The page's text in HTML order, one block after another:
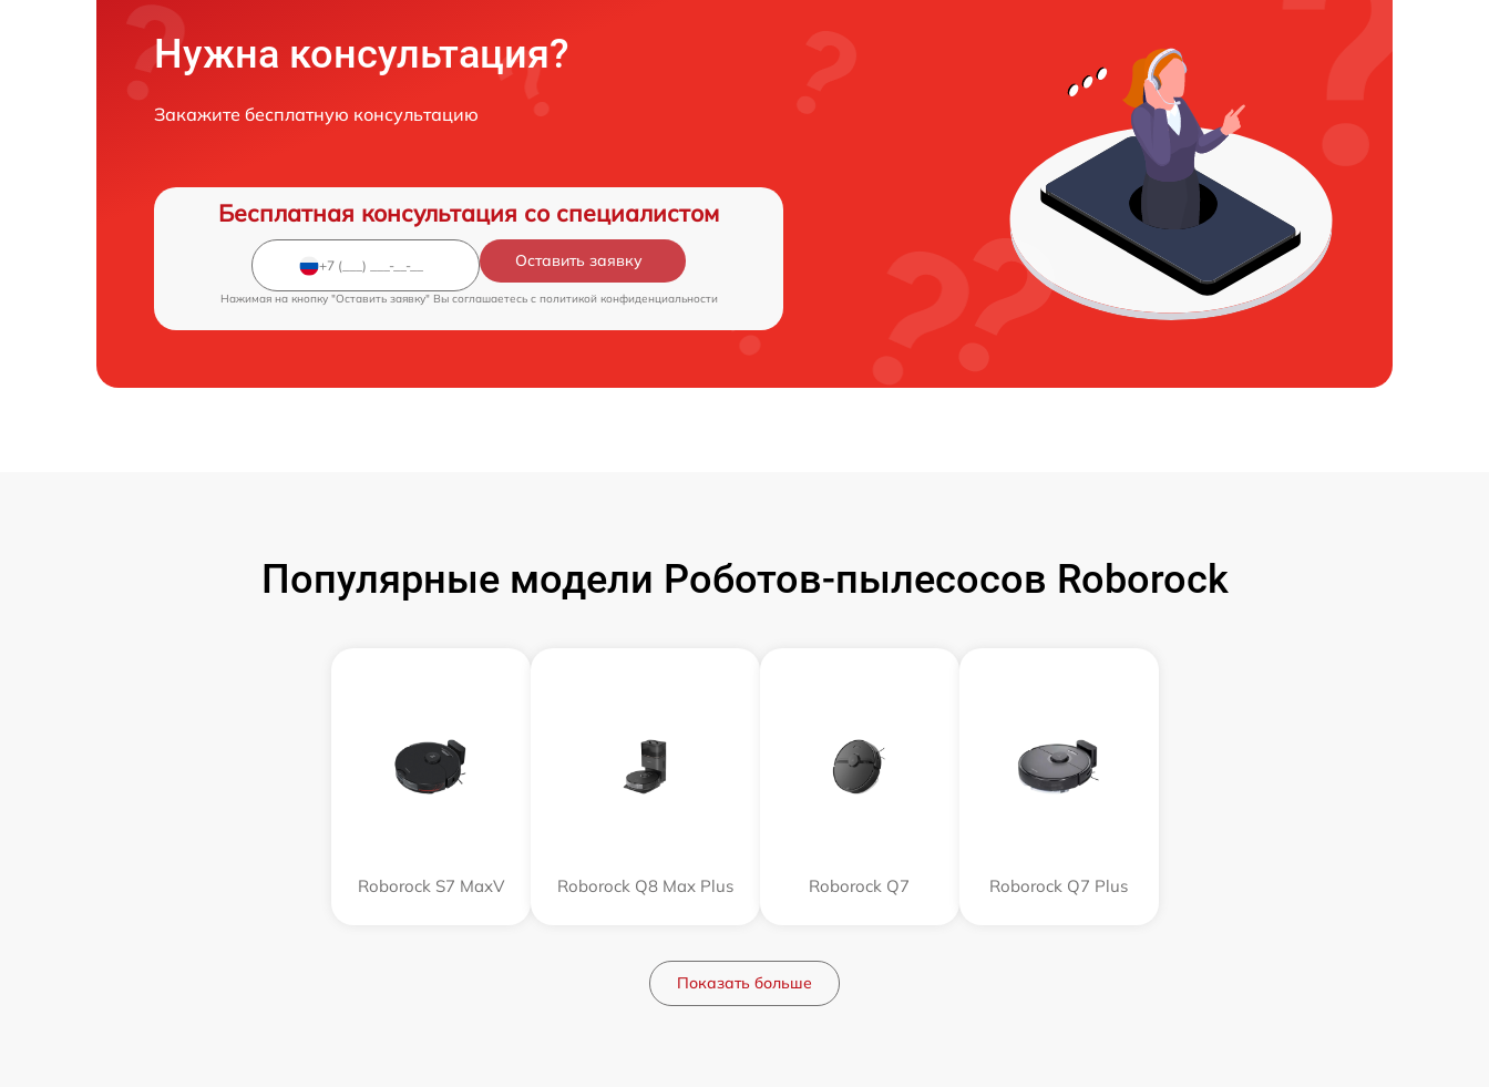
Нужна консультация?
Закажите бесплатную консультацию
Бесплатная консультация со специалистом
Оставить заявку
Нажимая на кнопку "Оставить заявку" Вы соглашаетесь c политикой конфиденциальности
Популярные модели Роботов-пылесосов Roborock
Roborock S7 MaxV Roborock Q8 Max Plus Roborock Q7 Roborock Q7 Plus
Показать больше